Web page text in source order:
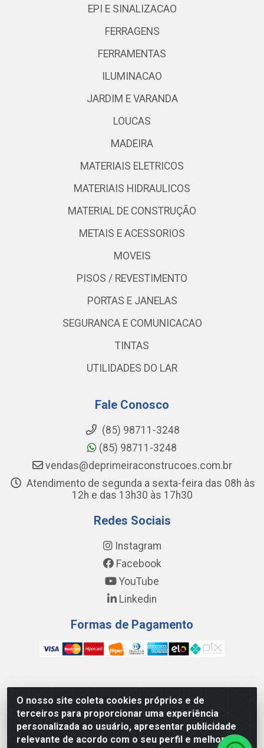
O nosso site coleta cookies próprios e de
terceiros para proporcionar uma experiência
personalizada ao usuário, apresentar publicidade
relevante de acordo com o seu perfil e melhorar a
EPI E SINALIZACAO
FERRAGENS
FERRAMENTAS
ILUMINACAO
JARDIM E VARANDA
LOUCAS
MADEIRA
MATERIAIS ELETRICOS
MATERIAIS HIDRAULICOS
MATERIAL DE CONSTRUÇÃO
METAIS E ACESSORIOS
MOVEIS
PISOS / REVESTIMENTO
PORTAS E JANELAS
SEGURANCA E COMUNICACAO
TINTAS
UTILIDADES DO LAR
Fale Conosco
(85) 98711-3248
(85) 98711-3248
vendas@deprimeiraconstrucoes.com.br
Atendimento de segunda a sexta-feira das 08h às
12h e das 13h30 às 17h30
Redes Sociais
Instagram
Facebook
YouTube
Linkedin
Formas de Pagamento
WING DISTRIBUIDORA COMÉRCIO E LOGÍSTICA DE MATERIAL
DE CONSTRUÇÕES LTDA - AV. DA INTEGRAÇÃO, 790 -
PATRÍCIA GOMES, CAUCAIA/CE - CEP 61.604-505 - CNPJ
17.523.384/0001-20